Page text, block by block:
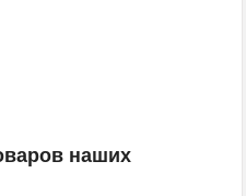
наших